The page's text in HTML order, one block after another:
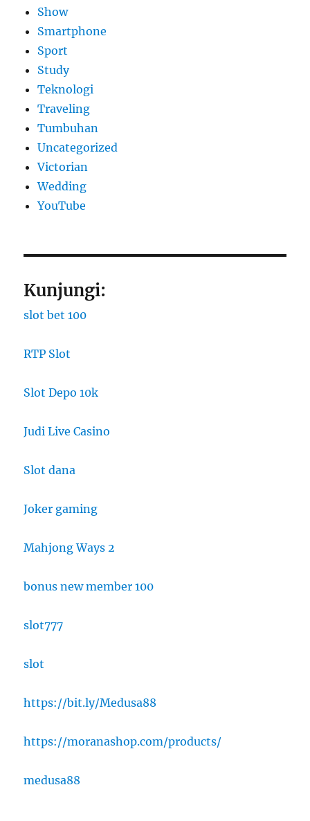
Show
Smartphone
Sport
Study
Teknologi
Traveling
Tumbuhan
Uncategorized
Victorian
Wedding
YouTube
Kunjungi:
slot bet 100
RTP Slot
Slot Depo 10k
Judi Live Casino
Slot dana
Joker gaming
Mahjong Ways 2
bonus new member 100
slot777
slot
https://bit.ly/Medusa88
https://moranashop.com/products/
medusa88